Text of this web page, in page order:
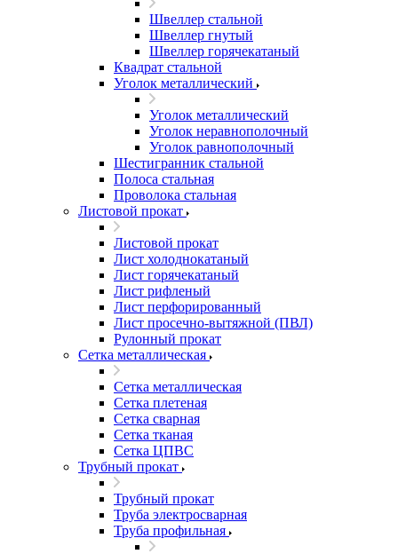
Швеллер стальной
Швеллер гнутый
Швеллер горячекатаный
Квадрат стальной
Уголок металлический
Уголок металлический
Уголок неравнополочный
Уголок равнополочный
Шестигранник стальной
Полоса стальная
Проволока стальная
Листовой прокат
Листовой прокат
Лист холоднокатаный
Лист горячекатаный
Лист рифленый
Лист перфорированный
Лист просечно-вытяжной (ПВЛ)
Рулонный прокат
Сетка металлическая
Сетка металлическая
Сетка плетеная
Сетка сварная
Сетка тканая
Сетка ЦПВС
Трубный прокат
Трубный прокат
Труба электросварная
Труба профильная